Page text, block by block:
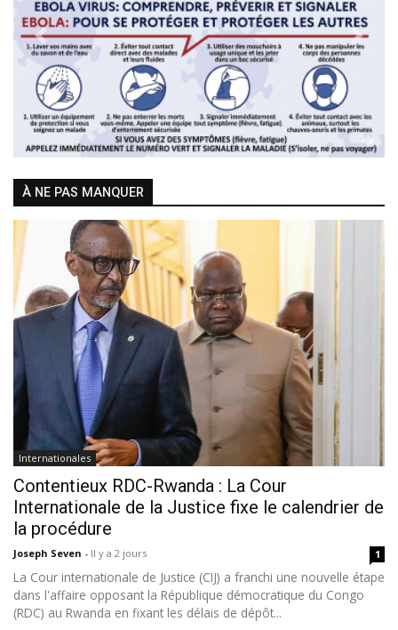
Previous Next
À NE PAS MANQUER
Internationales
Contentieux RDC-Rwanda : La Cour
Internationale de la Justice fixe le calendrier de
la procédure
Joseph Seven - Il y a 2 jours 1
La Cour internationale de Justice (CIJ) a franchi une nouvelle étape
dans l'affaire opposant la République démocratique du Congo
(RDC) au Rwanda en fixant les délais de dépôt...